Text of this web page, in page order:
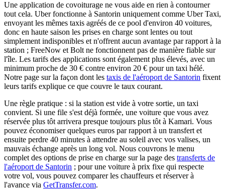
Une application de covoiturage ne vous aide en rien à contourner
tout cela. Uber fonctionne à Santorin uniquement comme Uber Taxi,
envoyant les mêmes taxis agréés de ce pool d'environ 40 voitures,
donc en haute saison les prises en charge sont lentes ou tout
simplement indisponibles et n'offrent aucun avantage par rapport à la
station ; FreeNow et Bolt ne fonctionnent pas de manière fiable sur
l'île. Les tarifs des applications sont également plus élevés, avec un
minimum proche de 30 € contre environ 20 € pour un taxi hélé.
Notre page sur la façon dont les taxis de l'aéroport de Santorin fixent
leurs tarifs explique ce que couvre le taux courant.
Une règle pratique : si la station est vide à votre sortie, un taxi
convient. Si une file s'est déjà formée, une voiture que vous avez
réservée plus tôt arrivera presque toujours plus tôt à Kamari. Vous
pouvez économiser quelques euros par rapport à un transfert et
ensuite perdre 40 minutes à attendre au soleil avec vos valises, un
mauvais échange après un long vol. Nous couvrons le menu
complet des options de prise en charge sur la page des transferts de
l'aéroport de Santorin ; pour une voiture à prix fixe qui respecte
votre vol, vous pouvez comparer les chauffeurs et réserver à
l'avance via GetTransfer.com.